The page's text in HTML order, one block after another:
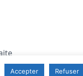
Accepter Refuser